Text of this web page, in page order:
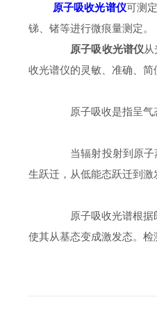
原子吸收光谱仪可测
锑、锗等进行微痕量测定。
原子吸收光谱仪
收光谱仪的灵敏、准确、
原子吸收是指呈气态
当辐射投射到原子蒸
生跃迁，从低能态跃迁到激
原子吸收光谱根据郎
使其从基态变成激发态。